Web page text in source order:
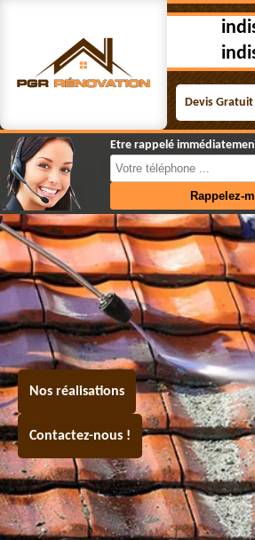
Devis Gratuit
Etre rappelé
Nos réalisations
Contactez-nous !